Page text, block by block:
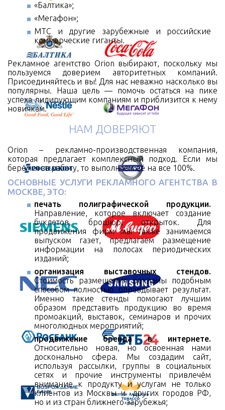
«Балтика»;
«Мегафон»;
МТС и другие зарубежные и российские
коммерческие гиганты.
Рекламное агентство Orion выбирают, поскольку мы
пользуемся доверием авторитетных компаний.
Присоединяйтесь и вы! Для нас неважно насколько вы
популярны. Наша цель — помочь остаться на пике
успеха лидирующим компаниям и приблизится к нему
новичкам.
НАМ ДОВЕРЯЮТ
Orion – рекламно-производственная компания,
которая предлагает комплексный подход. Если мы
берёмся за работу, то выполняем её на все 100%.
ОСНОВНЫЕ УСЛУГИ РЕКЛАМНОГО АГЕНТСТВА В
МОСКВЕ, ЭТО:
печать полиграфической продукции.
Направление, которое включает создание
буклетов, брошюр, открыток. Для
продвижения фирм мы также занимаемся
выпуском газет, предлагаем размещение
информации на полосах периодических
изданий;
организация выставочных стендов.
Стоимость размещения рекламы подобным
способом полностью оправдывает результат.
Именно такие стенды помогают лучшим
образом представить продукцию во время
промоакций, выставок, семинаров и прочих
многолюдных мероприятий;
продвижение бренда в интернете.
Относительно новая, но освоенная нами
досконально сфера. Мы создадим сайт,
используя рассылки, группы в социальных
сетях и прочие инструменты привлечём
внимание к продукту и услугам не только
клиентов из Москвы и других городов РФ,
но и из стран ближнего зарубежья;